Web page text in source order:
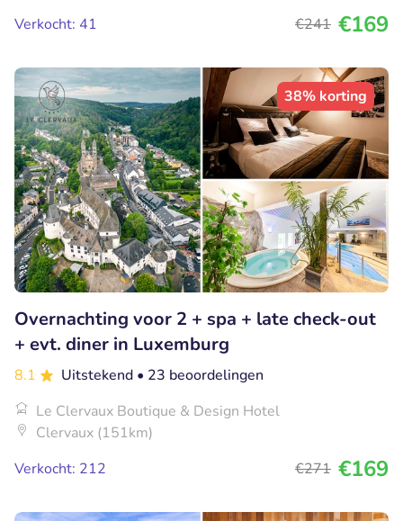
Verkocht: 41
€241 €169
38% korting
Overnachting voor 2 + spa + late check-out
+ evt. diner in Luxemburg
8.1 Uitstekend • 23 beoordelingen
Le Clervaux Boutique & Design Hotel
Clervaux (151km)
Verkocht: 212
€271 €169